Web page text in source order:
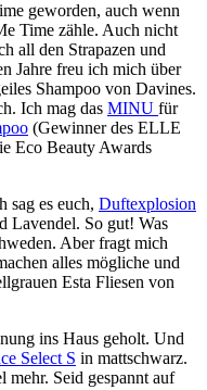
geworden, auch wenn
Time zähle. Auch nicht
all den Strapazen und
Jahre freu ich mich über
Shampoo von Davines.
Ich mag das MINU für
(Gewinner des ELLE
Eco Beauty Awards
sag es euch, Duftexplosion
Lavendel. So gut! Was
Aber fragt mich
alles mögliche und
Esta Fliesen von
ins Haus geholt. Und
Select S in mattschwarz.
Seid gespannt auf